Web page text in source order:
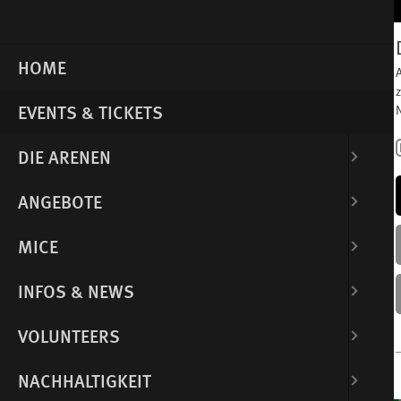
FILTER EVENTS
Olympiaworld.loyalty.APP
08
HOME
EVENTS & TICKETS
DIE ARENEN
ANGEBOTE
MICE
INFOS & NEWS
VOLUNTEERS
NACHHALTIGKEIT